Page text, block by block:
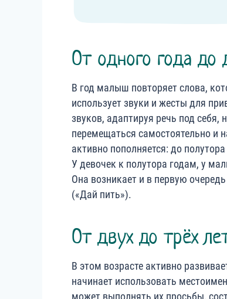
От одного года до
В год малыш повторяет слова,
использует звуки и жесты для
звуков, адаптируя речь под
перемещаться самостоятельно
активно пополняется: до
У девочек к полутора годам, у
Она возникает и в первую
(«Дай пить»).
От двух до трёх
В этом возрасте активно
начинает использовать
может выполнять их просьбы,